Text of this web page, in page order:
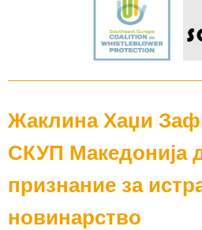
Жаклина Хаџи
СКУП Македонија
признание за
новинарство